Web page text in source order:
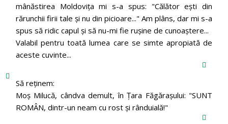
mânăstirea Moldoviţa mi s-a spus: "Călător eşti din
rărunchii firii tale şi nu din picioare..." Am plâns, dar mi s-a
spus să ridic capul şi să nu-mi fie ruşine de cunoaştere...
Valabil pentru toată lumea care se simte apropiată de
aceste cuvinte...
Să reținem:
Moș Milucă, cândva demult, în Ţara Făgăraşului: "SUNT
ROMÂN, dintr-un neam cu rost şi rânduială!"